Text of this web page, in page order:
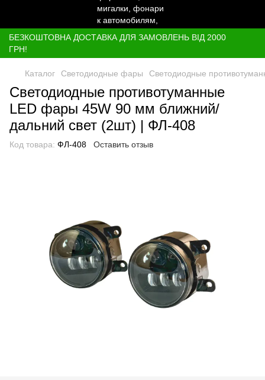
БЕЗКОШТОВНА ДОСТАВКА ДЛЯ ЗАМОВЛЕНЬ ВІД 2000
ГРН!
Каталог Светодиодные фары Светодиодные
Светодиодные противотуманные
LED фары 45W 90 мм ближний/
дальний свет (2шт) | ФЛ-408
Код товара: ФЛ-408 Оставить отзыв